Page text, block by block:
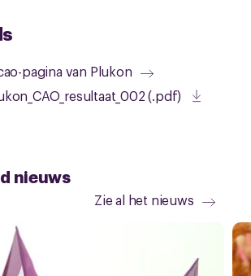
pagina van Plukon
(.pdf)
nieuws
Zie al het nieuws